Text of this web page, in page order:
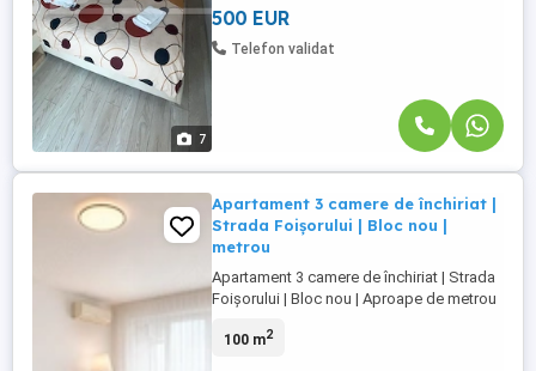
7
la etajul 5 și se închiriază ...
500 EUR
Telefon validat
Apartament 3 camere de închiriat |
Strada Foișorului | Bloc nou |
metrou
Apartament 3 camere de închiriat | Strada
Foișorului | Bloc nou | Aproape de metrou
închiriere un apartament modern, spațios
100 m2